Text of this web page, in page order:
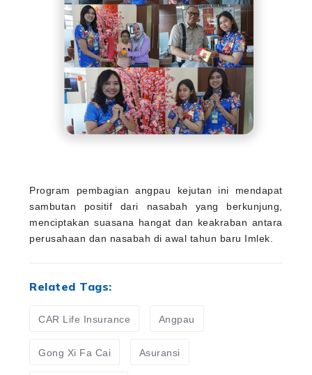
Program pembagian angpau kejutan ini mendapat
sambutan positif dari nasabah yang berkunjung,
menciptakan suasana hangat dan keakraban antara
perusahaan dan nasabah di awal tahun baru Imlek.
Related Tags:
CAR Life Insurance Angpau
Gong Xi Fa Cai Asuransi